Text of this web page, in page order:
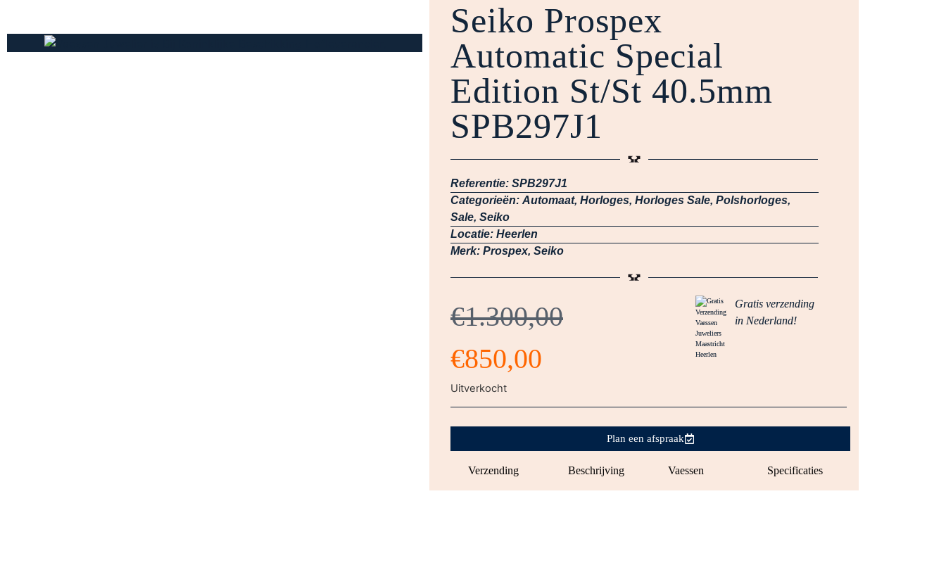
Seiko Prospex
Automatic Special
Edition St/St 40.5mm
SPB297J1
Referentie: SPB297J1
Categorieën: Automaat, Horloges, Horloges Sale, Polshorloges,
Sale, Seiko
Locatie: Heerlen
Merk: Prospex, Seiko
€1.300,00
€850,00
Gratis verzending
in Nederland!
Uitverkocht
Plan een afspraak
Verzending Beschrijving Vaessen Specificaties